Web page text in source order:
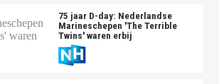
75 jaar D-day: Nederlandse
Marineschepen 'The Terrible
Twins' waren erbij